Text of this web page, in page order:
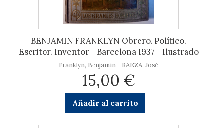
BENJAMIN FRANKLYN Obrero. Político.
Escritor. Inventor - Barcelona 1937 - Ilustrado
Franklyn, Benjamin - BAEZA, José
15,00 €
Añadir al carrito